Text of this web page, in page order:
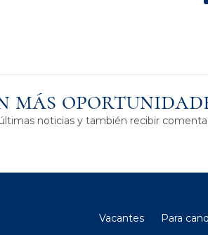
más
noticias y también recibir
Vacantes Para